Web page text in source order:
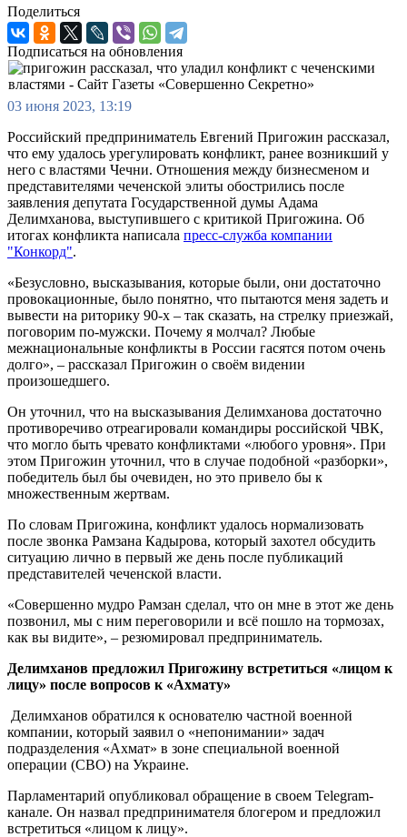
Поделиться
Подписаться на обновления
03 июня 2023, 13:19
Российский предприниматель Евгений Пригожин рассказал,
что ему удалось урегулировать конфликт, ранее возникший у
него с властями Чечни. Отношения между бизнесменом и
представителями чеченской элиты обострились после
заявления депутата Государственной думы Адама
Делимханова, выступившего с критикой Пригожина. Об
итогах конфликта написала пресс-служба компании
"Конкорд".
«Безусловно, высказывания, которые были, они достаточно
провокационные, было понятно, что пытаются меня задеть и
вывести на риторику 90-х – так сказать, на стрелку приезжай,
поговорим по-мужски. Почему я молчал? Любые
межнациональные конфликты в России гасятся потом очень
долго», – рассказал Пригожин о своём видении
произошедшего.
Он уточнил, что на высказывания Делимханова достаточно
противоречиво отреагировали командиры российской ЧВК,
что могло быть чревато конфликтами «любого уровня». При
этом Пригожин уточнил, что в случае подобной «разборки»,
победитель был бы очевиден, но это привело бы к
множественным жертвам.
По словам Пригожина, конфликт удалось нормализовать
после звонка Рамзана Кадырова, который захотел обсудить
ситуацию лично в первый же день после публикаций
представителей чеченской власти.
«Совершенно мудро Рамзан сделал, что он мне в этот же день
позвонил, мы с ним переговорили и всё пошло на тормозах,
как вы видите», – резюмировал предприниматель.
Делимханов предложил Пригожину встретиться «лицом к
лицу» после вопросов к «Ахмату»
Делимханов обратился к основателю частной военной
компании, который заявил о «непонимании» задач
подразделения «Ахмат» в зоне специальной военной
операции (СВО) на Украине.
Парламентарий опубликовал обращение в своем Telegram-
канале. Он назвал предпринимателя блогером и предложил
встретиться «лицом к лицу».